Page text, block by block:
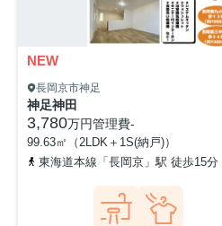
NEW
長岡京市神足
神足神田
3,780万円管理費-
99.63㎡（2LDK＋1S(納戸)）
東海道本線「長岡京」駅 徒歩15分